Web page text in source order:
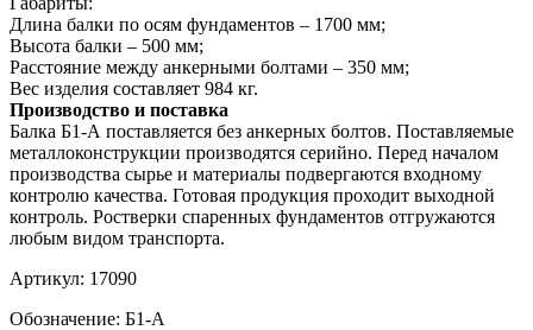
Длина балки по осям фундаментов – 1700 мм;
Высота балки – 500 мм;
Расстояние между анкерными болтами – 350 мм;
Вес изделия составляет 984 кг.
Производство и поставка
Балка Б1-А поставляется без анкерных болтов. Поставляемые
металлоконструкции производятся серийно. Перед началом
производства сырье и материалы подвергаются входному
контролю качества. Готовая продукция проходит выходной
контроль. Ростверки спаренных фундаментов отгружаются
любым видом транспорта.
Артикул: 17090
Обозначение: Б1-А